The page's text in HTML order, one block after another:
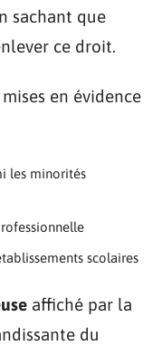
sachant que
ce droit.
en évidence
les minorités
scolaires
affiché par la
du